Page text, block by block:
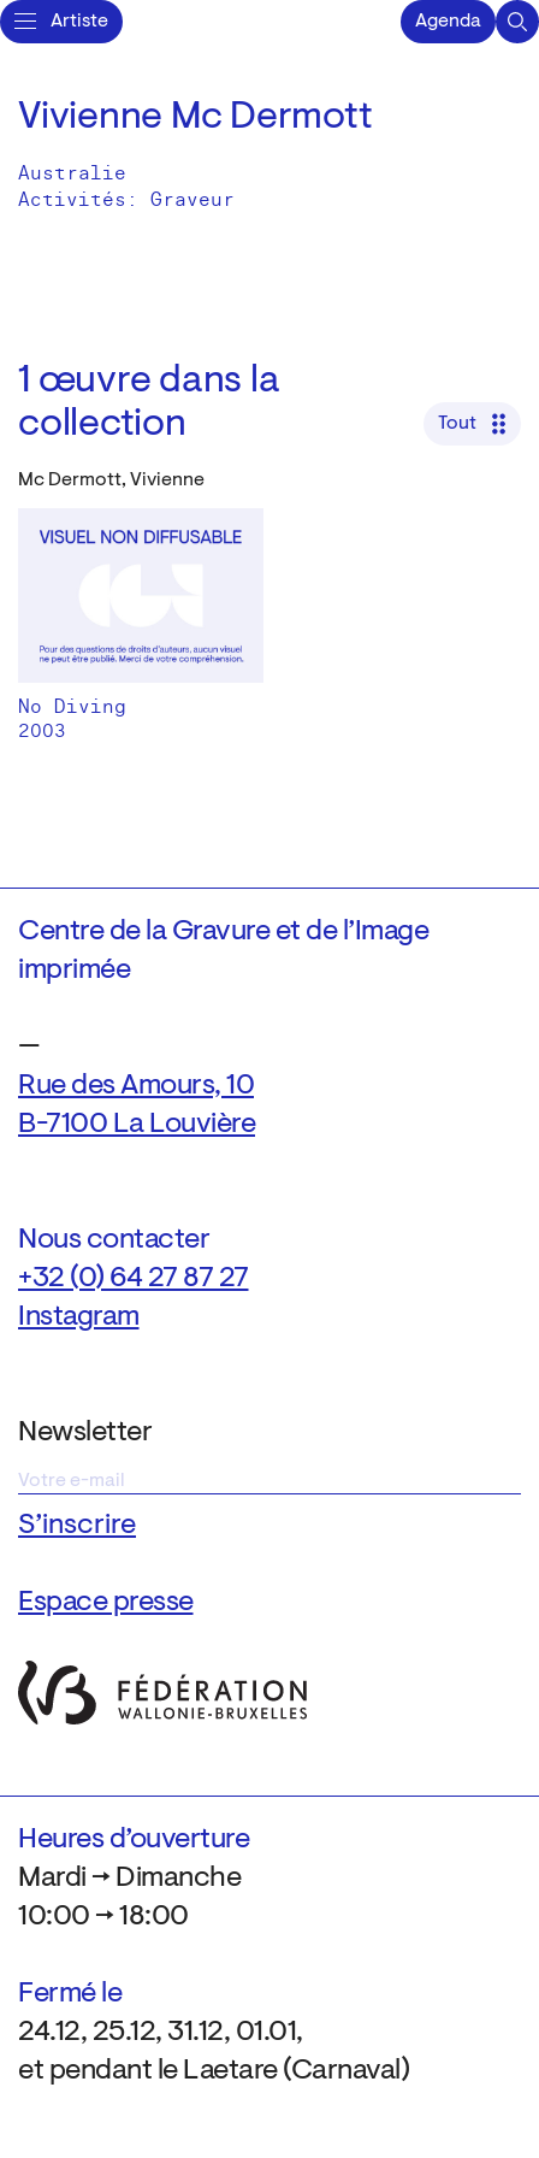
Artiste Agenda
Vivienne Mc Dermott
Australie
Activités: Graveur
1 œuvre dans la
collection
Tout
Mc Dermott, Vivienne
No Diving
2003
Centre de la Gravure et de l’Image
imprimée
—
Rue des Amours, 10
B-7100 La Louvière
Nous contacter
+32 (0) 64 27 87 27
Instagram
Newsletter
Espace presse
Heures d’ouverture
Mardi → Dimanche
10:00 → 18:00
Fermé le
24.12, 25.12, 31.12, 01.01,
et pendant le Laetare (Carnaval)